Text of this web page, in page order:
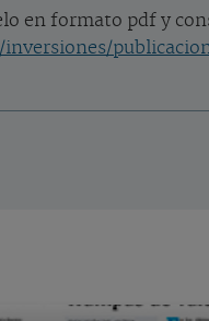
en formato pdf y